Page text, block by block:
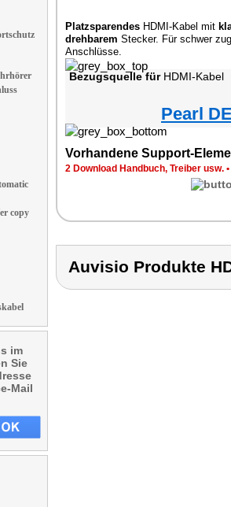
copy
im
Sie
Mail
Platzsparendes HDMI-Kabel mit
drehbarem Stecker. Für schwer
Anschlüsse.
Bezugsquelle fürHDMI-Kabel
Pearl
Vorhandene Support-
2 Download Handbuch, Treiber usw. •
Auvisio Produkte